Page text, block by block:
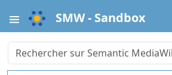
SMW - Sandbox